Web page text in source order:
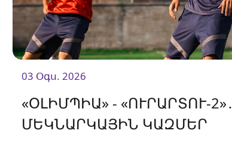
03 Օգս. 2026
«ՕԼԻՄՊԻԱ» - «ՈՒՐԱՐՏՈՒ-2»․
ՄԵԿՆԱՐԿԱՅԻՆ ԿԱԶՄԵՐ